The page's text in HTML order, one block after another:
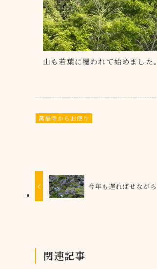
山も若葉に覆われて始めました。
萬福寺からお便り
今年も遅ればせながら
関連記事